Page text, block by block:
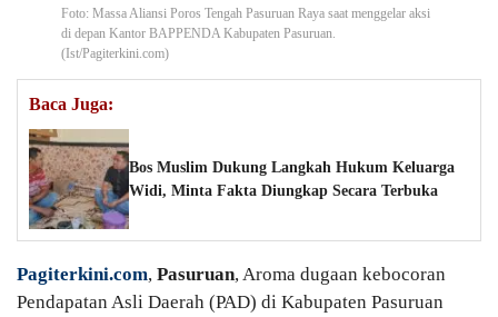
Foto: Massa Aliansi Poros Tengah Pasuruan Raya saat menggelar aksi
di depan Kantor BAPPENDA Kabupaten Pasuruan.
(Ist/Pagiterkini.com)
Baca Juga:
Bos Muslim Dukung Langkah Hukum Keluarga
Widi, Minta Fakta Diungkap Secara Terbuka
Pagiterkini.com, Pasuruan, Aroma dugaan kebocoran
Pendapatan Asli Daerah (PAD) di Kabupaten Pasuruan